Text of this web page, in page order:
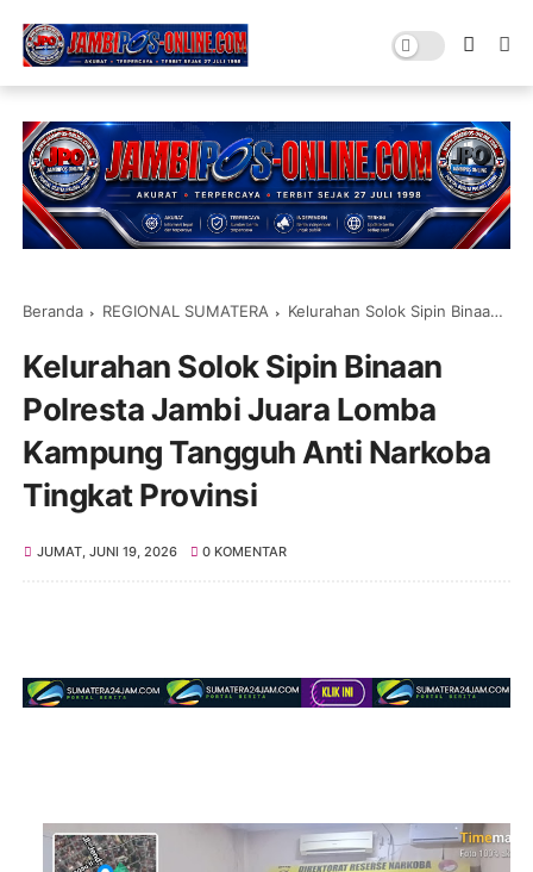
Beranda REGIONAL SUMATERA Kelurahan Solok Sipin Binaan Polresta Jambi Juara Lomba Kampung Tangguh Anti Narkoba Tingkat Provinsi
Kelurahan Solok Sipin Binaan
Polresta Jambi Juara Lomba
Kampung Tangguh Anti Narkoba
Tingkat Provinsi
JUMAT, JUNI 19, 2026 0 KOMENTAR